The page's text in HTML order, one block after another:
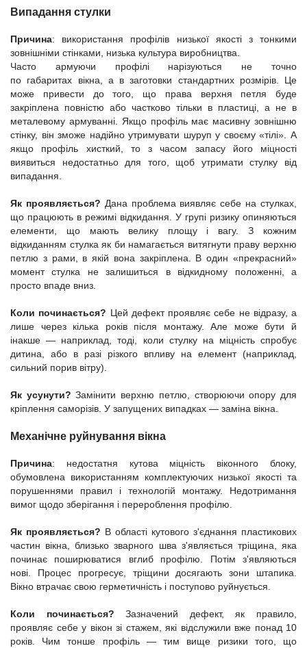
Випадання стулки
Причина: використання профілів низької якості з тонкими
зовнішніми стінками, низька культура виробництва.
Часто армуючи профілі нарізуються не точно
по габаритах вікна, а в заготовки стандартних розмірів. Це
може привести до того, що права верхня петля буде
закріплена повністю або частково тільки в пластиці, а не в
металевому армуванні. Якщо профіль має масивну зовнішню
стінку, він зможе надійно утримувати шуруп у своєму «тілі». А
якщо профіль хисткий, то з часом запасу його міцності
виявиться недостатньо для того, щоб утримати стулку від
випадання.
Як проявляється? Дана проблема виявляє себе на стулках,
що працюють в режимі відкидання. У групі ризику опиняються
елементи, що мають велику площу і вагу. З кожним
відкиданням стулка як би намагається витягнути праву верхню
петлю з рами, в якій вона закріплена. В один «прекрасний»
момент стулка не залишиться в відкидному положенні, а
просто впаде вниз.
Коли починається? Цей дефект проявляє себе не відразу, а
лише через кілька років після монтажу. Але може бути й
інакше — наприклад, тоді, коли стулку на міцність спробує
дитина, або в разі різкого впливу на елемент (наприклад,
сильний порив вітру).
Як усунути? Замінити верхню петлю, створюючи опору для
кріплення саморізів. У запущених випадках — заміна вікна.
Механічне руйнування вікна
Причина: недостатня кутова міцність віконного блоку,
обумовлена використанням комплектуючих низької якості та
порушеннями правил і технологій монтажу. Недотримання
вимог щодо зберігання і перероблення профілю.
Як проявляється? В області кутового з'єднання пластикових
частин вікна, близько зварного шва з'являється тріщина, яка
починає поширюватися вглиб профілю. Потім з'являються
нові. Процес прогресує, тріщини досягають зони штапика.
Вікно втрачає свою герметичність і поступово руйнується.
Коли починається? Зазначений дефект, як правило,
проявляє себе у вікон зі стажем, які відслужили вже понад 10
років. Чим тонше профіль — тим вище ризики того, що